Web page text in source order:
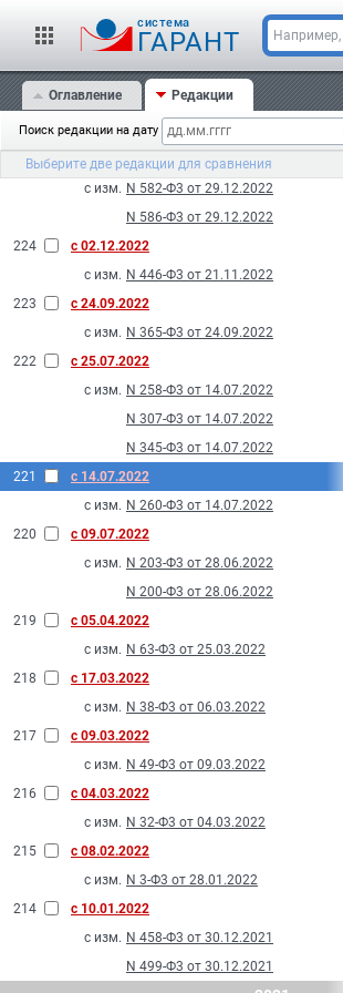
cистема
ГАРАНТ Например,
Оглавление Редакции
Поиск редакции на дату
Выберите две редакции для сравнения
с изм.
N 58-Ф3 от 18.03.2023
N 78-Ф3 от 18.03.2023
N 82-Ф3 от 18.03.2023
225
с 29.12.2022
с изм. N 582-Ф3 от 29.12.2022
N 586-Ф3 от 29.12.2022
224
с 02.12.2022
с изм. N 446-Ф3 от 21.11.2022
223
с 24.09.2022
с изм. N 365-Ф3 от 24.09.2022
222
с 25.07.2022
с изм. N 258-Ф3 от 14.07.2022
N 307-Ф3 от 14.07.2022
N 345-Ф3 от 14.07.2022
221
с 14.07.2022
с изм. N 260-Ф3 от 14.07.2022
220
с 09.07.2022
с изм. N 203-Ф3 от 28.06.2022
N 200-Ф3 от 28.06.2022
219
с 05.04.2022
с изм. N 63-Ф3 от 25.03.2022
218
с 17.03.2022
с изм. N 38-Ф3 от 06.03.2022
217
с 09.03.2022
с изм. N 49-Ф3 от 09.03.2022
216
с 04.03.2022
с изм. N 32-Ф3 от 04.03.2022
215
с 08.02.2022
с изм. N 3-Ф3 от 28.01.2022
214
с 10.01.2022
с изм. N 458-Ф3 от 30.12.2021
N 499-Ф3 от 30.12.2021